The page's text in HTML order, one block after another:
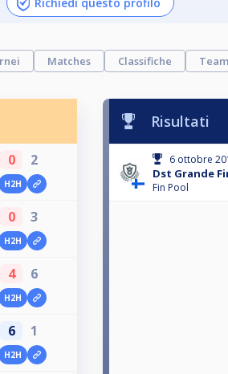
Matches Classifiche
0 2
H2H
0 3
H2H
4 6
H2H
6 1
H2H
Risultati
6 ottobre
Dst Grande
Fin Pool